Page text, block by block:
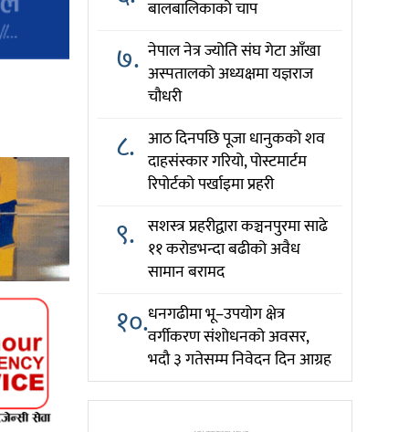
बालबालिकाको चाप
७. नेपाल नेत्र ज्योति संघ गेटा आँखा
अस्पतालको अध्यक्षमा यज्ञराज
चौधरी
८. आठ दिनपछि पूजा धानुकको शव
दाहसंस्कार गरियो, पोस्टमार्टम
रिपोर्टको पर्खाइमा प्रहरी
९. सशस्त्र प्रहरीद्वारा कञ्चनपुरमा साढे
११ करोडभन्दा बढीको अवैध
सामान बरामद
१०.धनगढीमा भू–उपयोग क्षेत्र
वर्गीकरण संशोधनको अवसर,
भदौ ३ गतेसम्म निवेदन दिन आग्रह